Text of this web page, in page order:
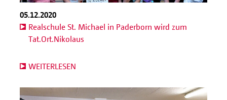
05.12.2020
Realschule St. Michael in Paderborn wird zum
Tat.Ort.Nikolaus
WEITERLESEN